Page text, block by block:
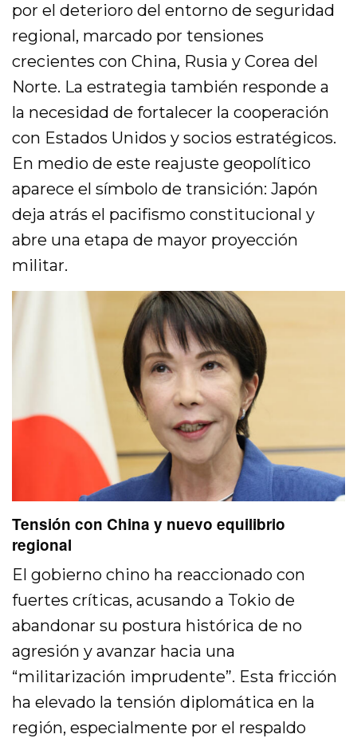
por el deterioro del entorno de seguridad
regional, marcado por tensiones
crecientes con China, Rusia y Corea del
Norte. La estrategia también responde a
la necesidad de fortalecer la cooperación
con Estados Unidos y socios estratégicos.
En medio de este reajuste geopolítico
aparece el símbolo de transición: Japón
deja atrás el pacifismo constitucional y
abre una etapa de mayor proyección
militar.
Tensión con China y nuevo equilibrio
regional
El gobierno chino ha reaccionado con
fuertes críticas, acusando a Tokio de
abandonar su postura histórica de no
agresión y avanzar hacia una
“militarización imprudente”. Esta fricción
ha elevado la tensión diplomática en la
región, especialmente por el respaldo